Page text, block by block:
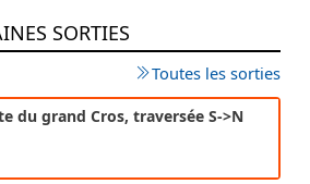
SORTIES
Toutes les sorties
du grand Cros, traversée S->N